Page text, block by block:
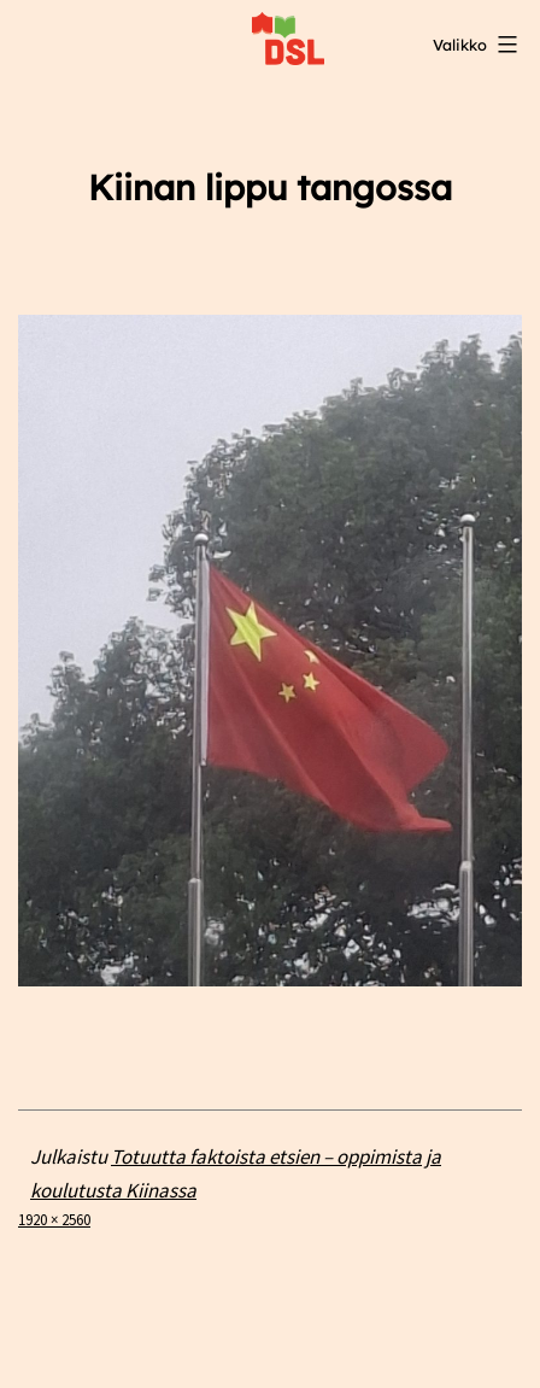
Valikko
Kiinan lippu tangossa
Julkaistu Totuutta faktoista etsien – oppimista ja
koulutusta Kiinassa
Täysikokoinen
1920 × 2560